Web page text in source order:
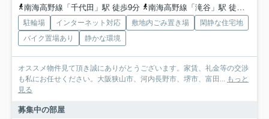
南海高野線「千代田」駅 徒歩9分
南海高野線「滝谷」駅 徒歩15分
駐輪場 インターネット対応 敷地内ごみ置き場
閑静な住宅地
バイク置場あり
静かな環境
オススメ物件見て頂き誠にありがとうございます。家賃、礼金等の交渉
も私にお任せください。大阪狭山市、河内長野市、堺市、富田... もっと
見る
募集中の部屋